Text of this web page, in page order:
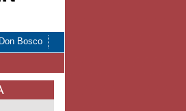
Don Bosco